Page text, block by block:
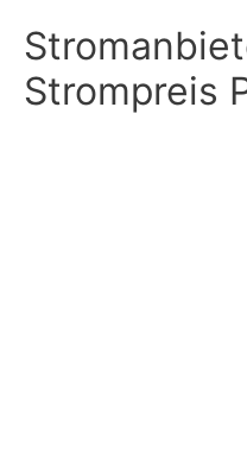
Inhalt
springen
Strompreis